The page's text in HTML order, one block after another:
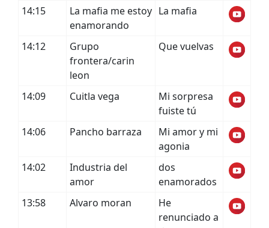
14:15
La mafia me estoy
enamorando
La mafia
14:12
Grupo
frontera/carin
leon
Que vuelvas
14:09 Cuitla vega
Mi sorpresa
fuiste tú
14:06
Pancho barraza
Mi amor y mi
agonia
14:02
Industria del
amor
dos
enamorados
13:58
Alvaro moran
He
renunciado a